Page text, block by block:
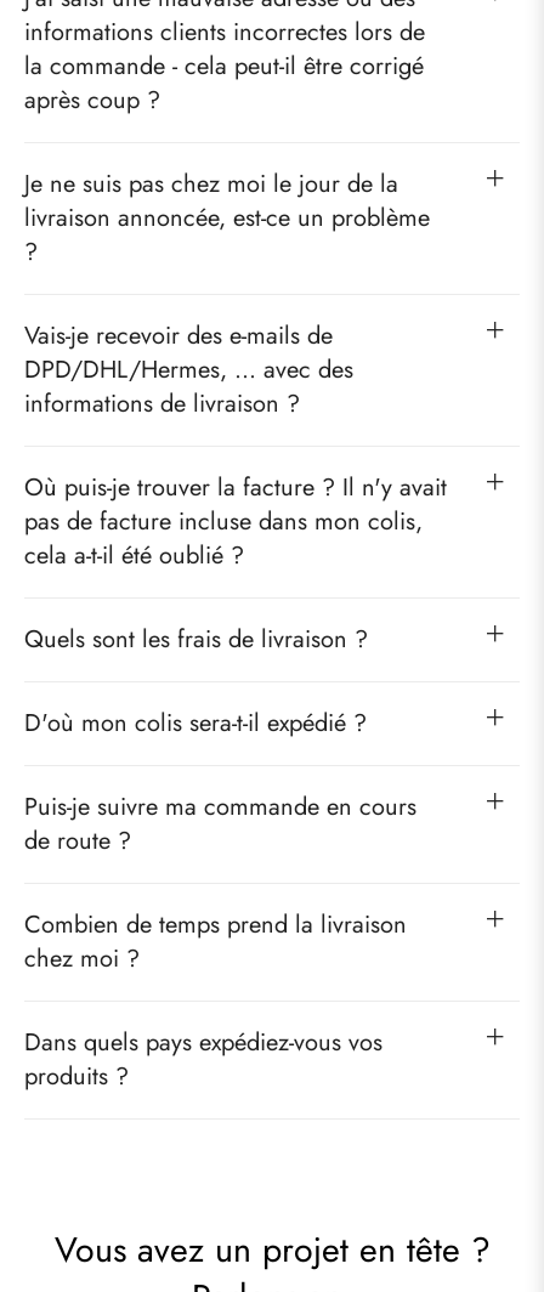
informations clients incorrectes lors de
la commande - cela peut-il être corrigé
après coup ?
Je ne suis pas chez moi le jour de la
livraison annoncée, est-ce un problème
?
Vais-je recevoir des e-mails de
DPD/DHL/Hermes, ... avec des
informations de livraison ?
Où puis-je trouver la facture ? Il n'y avait
pas de facture incluse dans mon colis,
cela a-t-il été oublié ?
Quels sont les frais de livraison ?
D'où mon colis sera-t-il expédié ?
Puis-je suivre ma commande en cours
de route ?
Combien de temps prend la livraison
chez moi ?
Dans quels pays expédiez-vous vos
produits ?
Vous avez un projet en tête ?